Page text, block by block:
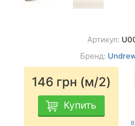
Артикул:
Бренд:
146 грн (м/2)
Купить